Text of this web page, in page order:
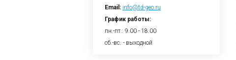
Email: info@td-geo.ru
График работы:
пн.-пт.: 9.00 - 18.00
сб.-вс. - выходной